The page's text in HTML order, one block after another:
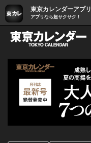
東京カレンダーアプリ
アプリなら超サクサク！